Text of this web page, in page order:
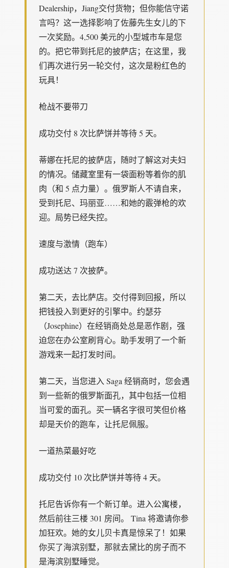
Dealership，Jiang交付货物；但你能信守诺
言吗？这一选择影响了佐藤先生女儿的下
一次奖励。4,500 美元的小型城市车是您
的。把它带到托尼的披萨店；在这里，我
们再次进行另一轮交付，这次是粉红色的
玩具！
枪战不要带刀
成功交付 8 次比萨饼并等待 5 天。
蒂娜在托尼的披萨店，随时了解这对夫妇
的情况。储藏室里有一袋面粉等着你的肌
肉（和 5 点力量）。俄罗斯人不请自来，
受到托尼、玛丽亚……和她的霰弹枪的欢
迎。局势已经失控。
速度与激情（跑车）
成功送达 7 次披萨。
第二天，去比萨店。交付得到回报，所以
把钱投入到更好的引擎中。约瑟芬
（Josephine）在经销商处总是恶作剧，强
迫您在办公室刷背心。助手发明了一个新
游戏来一起打发时间。
第二天，当您进入 Saga 经销商时，您会遇
到一些新的俄罗斯面孔，其中包括一位相
当可爱的面孔。买一辆名字很可笑但价格
却是天价的跑车，让托尼佩服。
一道热菜最好吃
成功交付 10 次比萨饼并等待 4 天。
托尼告诉你有一个新订单。进入公寓楼，
然后前往三楼 301 房间。 Tina 将邀请你参
加狂欢。她的女儿贝卡真是惊呆了！如果
你买了海滨别墅，那就去黛比的房子而不
是海滨别墅睡觉。